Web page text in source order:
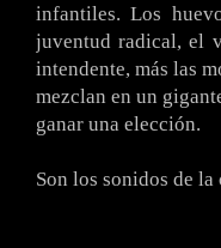
infantiles. Los
juventud radical, el
intendente, más las
mezclan en un
ganar una elección.
Son los sonidos de